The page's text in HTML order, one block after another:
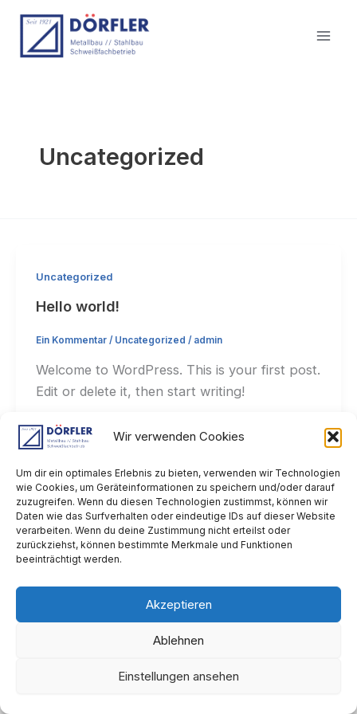
Wir verwenden Cookies
Um dir ein optimales Erlebnis zu bieten, verwenden wir Technologien
wie Cookies, um Geräteinformationen zu speichern und/oder darauf
zuzugreifen. Wenn du diesen Technologien zustimmst, können wir
Daten wie das Surfverhalten oder eindeutige IDs auf dieser Website
verarbeiten. Wenn du deine Zustimmung nicht erteilst oder
zurückziehst, können bestimmte Merkmale und Funktionen
beeinträchtigt werden.
Akzeptieren
Ablehnen
Einstellungen ansehen
springen
Uncategorized
Uncategorized
Hello world!
Ein Kommentar / Uncategorized / admin
Welcome to WordPress. This is your first post.
Edit or delete it, then start writing!
Impressum
Karriere
Leistungen